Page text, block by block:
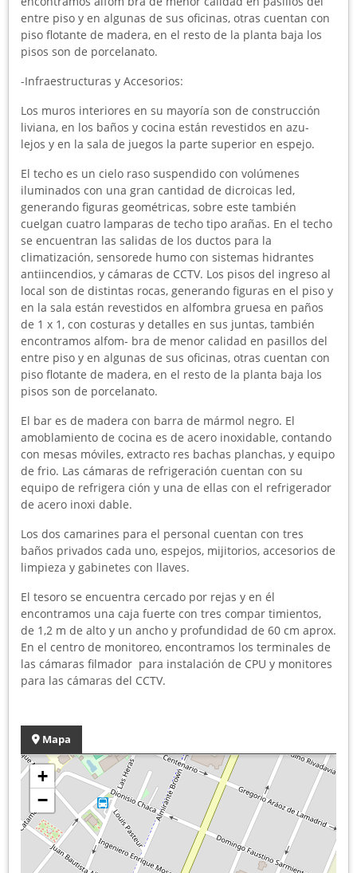
entre piso y en algunas de sus oficinas, otras cuentan con
piso flotante de madera, en el resto de la planta baja los
pisos son de porcelanato.
-Infraestructuras y Accesorios:
Los muros interiores en su mayoría son de construcción
liviana, en los baños y cocina están revestidos en azu-
lejos y en la sala de juegos la parte superior en espejo.
El techo es un cielo raso suspendido con volúmenes
iluminados con una gran cantidad de dicroicas led,
generando figuras geométricas, sobre este también
cuelgan cuatro lamparas de techo tipo arañas. En el techo
se encuentran las salidas de los ductos para la
climatización, sensorede humo con sistemas hidrantes
antiincendios, y cámaras de CCTV. Los pisos del ingreso al
local son de distintas rocas, generando figuras en el piso y
en la sala están revestidos en alfombra gruesa en paños
de 1 x 1, con costuras y detalles en sus juntas, también
encontramos alfom- bra de menor calidad en pasillos del
entre piso y en algunas de sus oficinas, otras cuentan con
piso flotante de madera, en el resto de la planta baja los
pisos son de porcelanato.
El bar es de madera con barra de mármol negro. El
amoblamiento de cocina es de acero inoxidable, contando
con mesas móviles, extracto res bachas planchas, y equipo
de frio. Las cámaras de refrigeración cuentan con su
equipo de refrigera ción y una de ellas con el refrigerador
de acero inoxi dable.
Los dos camarines para el personal cuentan con tres
baños privados cada uno, espejos, mijitorios, accesorios de
limpieza y gabinetes con llaves.
El tesoro se encuentra cercado por rejas y en él
encontramos una caja fuerte con tres compar timientos,
de 1,2 m de alto y un ancho y profundidad de 60 cm aprox.
En el centro de monitoreo, encontramos los terminales de
las cámaras filmador para instalación de CPU y monitores
para las cámaras del CCTV.
Mapa
+
−